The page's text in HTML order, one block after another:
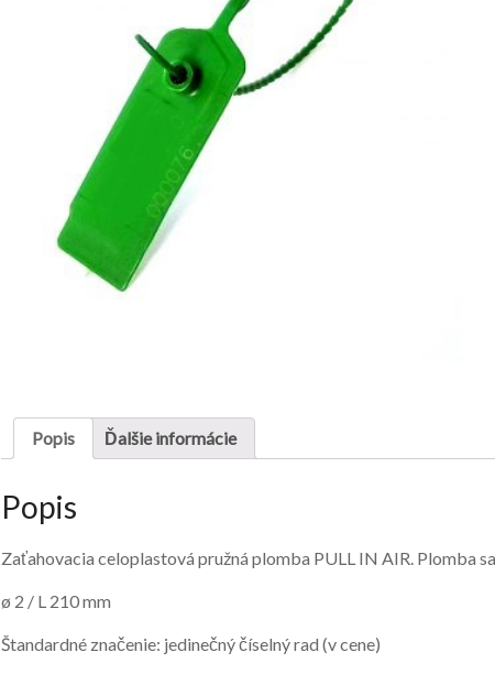
Popis Ďalšie informácie
Popis
Zaťahovacia celoplastová pružná plomba PULL IN AIR. Plomba
ø 2 / L 210 mm
Štandardné značenie: jedinečný číselný rad (v cene)